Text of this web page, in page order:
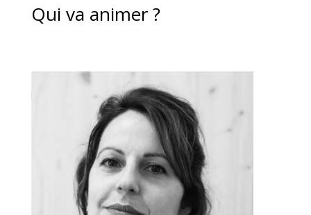
Qui va animer ?